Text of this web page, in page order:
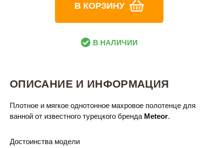
В КОРЗИНУ
В НАЛИЧИИ
ОПИСАНИЕ И ИНФОРМАЦИЯ
Плотное и мягкое однотонное махровое полотенце для
ванной от известного турецкого бренда Meteor.
Достоинства модели